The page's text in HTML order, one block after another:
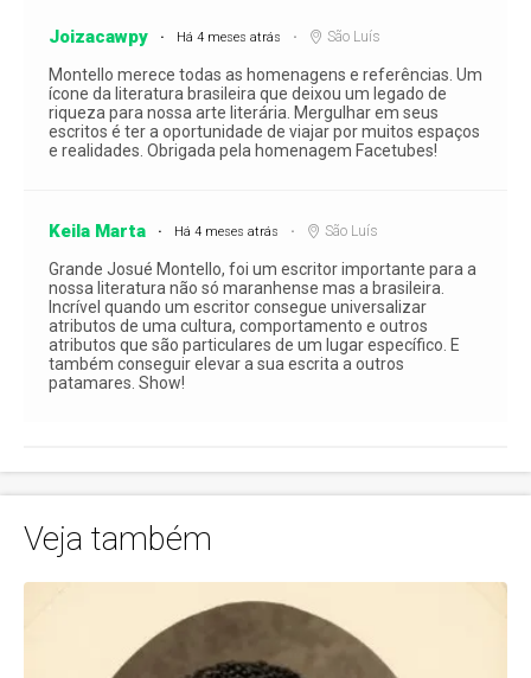
Joizacawpy Há 4 meses atrás São Luís
Montello merece todas as homenagens e referências. Um
ícone da literatura brasileira que deixou um legado de
riqueza para nossa arte literária. Mergulhar em seus
escritos é ter a oportunidade de viajar por muitos espaços
e realidades. Obrigada pela homenagem Facetubes!
Keila Marta Há 4 meses atrás São Luís
Grande Josué Montello, foi um escritor importante para a
nossa literatura não só maranhense mas a brasileira.
Incrível quando um escritor consegue universalizar
atributos de uma cultura, comportamento e outros
atributos que são particulares de um lugar específico. E
também conseguir elevar a sua escrita a outros
patamares. Show!
Veja também